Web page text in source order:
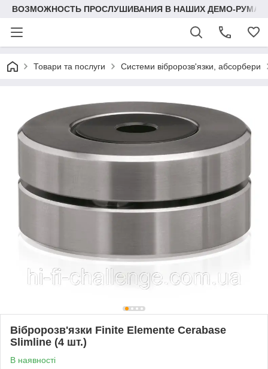
ВОЗМОЖНОСТЬ ПРОСЛУШИВАНИЯ В НАШИХ ДЕМО-РУМАХ
Товари та послуги Системи вібророзв'язки, абсорбери
Вібророзв'язки Finite Elemente Cerabase
Slimline (4 шт.)
В наявності